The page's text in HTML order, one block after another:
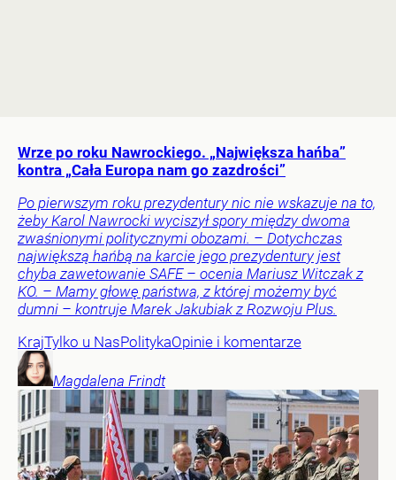
Wrze po roku Nawrockiego. „Największa hańba”
kontra „Cała Europa nam go zazdrości”
Po pierwszym roku prezydentury nic nie wskazuje na to,
żeby Karol Nawrocki wyciszył spory między dwoma
zwaśnionymi politycznymi obozami. – Dotychczas
największą hańbą na karcie jego prezydentury jest
chyba zawetowanie SAFE – ocenia Mariusz Witczak z
KO. – Mamy głowę państwa, z której możemy być
dumni – kontruje Marek Jakubiak z Rozwoju Plus.
KrajTylko u NasPolitykaOpinie i komentarze
Magdalena Frindt